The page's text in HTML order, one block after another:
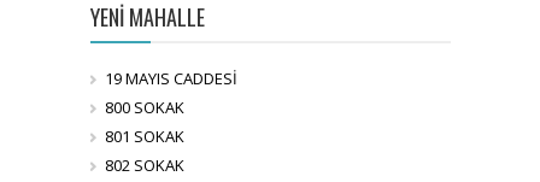
YENİ MAHALLE
19 MAYIS CADDESİ
800 SOKAK
801 SOKAK
802 SOKAK